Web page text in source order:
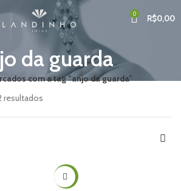
0 R$0,00
da guarda
com a tag “anjo da guarda”
resultados
-51%